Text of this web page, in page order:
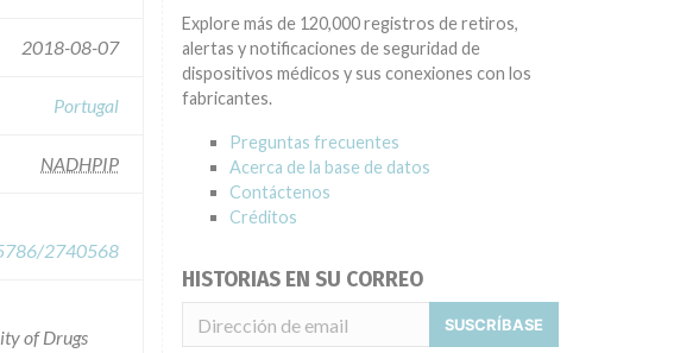
2018-08-07
Portugal
NADHPIP
2740568
of Drugs
Explore más de 120,000 registros de retiros,
alertas y notificaciones de seguridad de
dispositivos médicos y sus conexiones con los
fabricantes.
Preguntas frecuentes
Acerca de la base de datos
Contáctenos
Créditos
HISTORIAS EN SU CORREO
SUSCRÍBASE